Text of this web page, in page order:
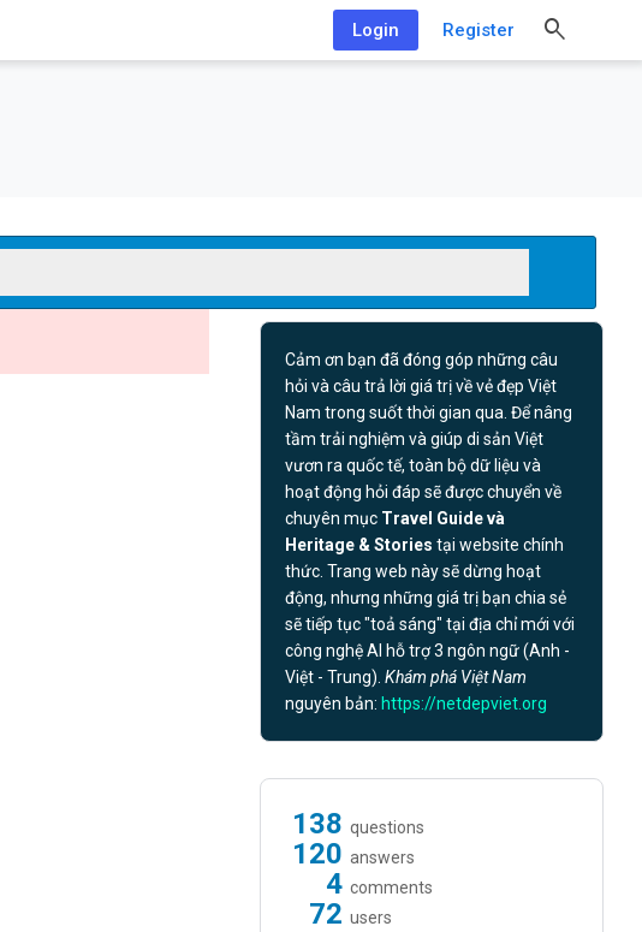
Login Register
Cảm ơn bạn đã đóng góp những câu
hỏi và câu trả lời giá trị về vẻ đẹp Việt
Nam trong suốt thời gian qua. Để nâng
tầm trải nghiệm và giúp di sản Việt
vươn ra quốc tế, toàn bộ dữ liệu và
hoạt động hỏi đáp sẽ được chuyển về
chuyên mục Travel Guide và
Heritage & Storiestại website chính
thức. Trang web này sẽ dừng hoạt
động, nhưng những giá trị bạn chia sẻ
sẽ tiếp tục "toả sáng" tại địa chỉ mới với
công nghệ AI hỗ trợ 3 ngôn ngữ (Anh -
Việt - Trung).Khám phá Việt Nam
nguyên bản: https://netdepviet.org
138 questions
120 answers
4 comments
72 users